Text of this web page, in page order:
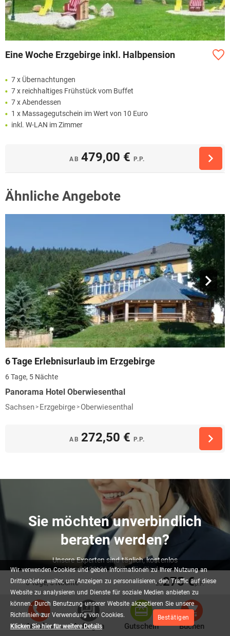
Wir verwenden Cookies und geben Informationen zu Ihrer Nutzung an
Drittanbieter weiter, um Anzeigen zu personalisieren, den Traffic auf diese
Website zu analysieren und Dienste für soziale Medien anbieten zu
können. Durch Benutzung unserer Website akzeptieren Sie unsere
Richtlinien zur Verwendung von Cookies.
Klicken Sie hier für weitere Details
Bestätigen
6 Tage, 5 Nächte ab275 €p.P.
Anrufen Anfragen Gutschein Buchen
Eine Woche Erzgebirge inkl. Halbpension
7 x Übernachtungen
7 x reichhaltiges Frühstück vom Buffet
7 x Abendessen
1 x Massagegutschein im Wert von 10 Euro
inkl. W-LAN im Zimmer
AB 479,00 € P.P.
Ähnliche Angebote
6 Tage Erlebnisurlaub im Erzgebirge
6 Tage, 5 Nächte
Panorama Hotel Oberwiesenthal
Sachsen Erzgebirge Oberwiesenthal
AB 272,50 € P.P.
Sie möchten unverbindlich
beraten werden?
Unsere Experten sind täglich, kostenlos
von 09:00-21:00 Uhr für Sie da!
02065 / 49 ‌99 116